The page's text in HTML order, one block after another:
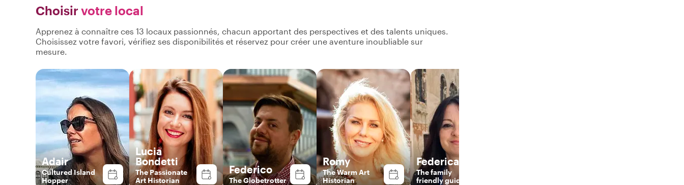
Choisir votre local
Apprenez à connaître ces 13 locaux passionnés, chacun apportant des perspectives et des talents uniques.
Choisissez votre favori, vérifiez ses disponibilités et réservez pour créer une aventure inoubliable sur
mesure.
Adair
Cultured Island
Hopper
Lucia
Bondetti
The Passionate
Art Historian
Federico
The Globetrotter
Romy
The Warm Art
Historian
Federica
The family
friendly guide